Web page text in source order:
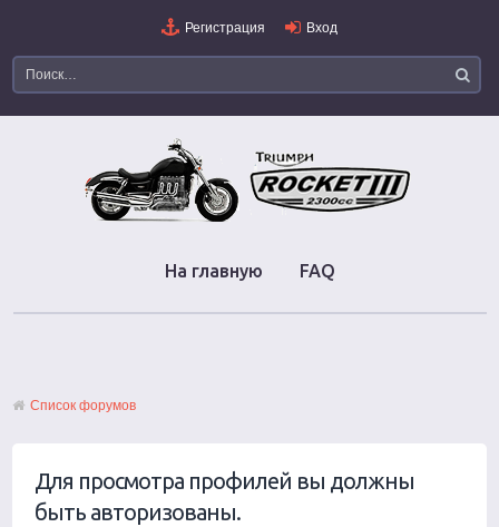
Регистрация Вход
На главную FAQ
Список форумов
Для просмотра профилей вы должны
быть авторизованы.